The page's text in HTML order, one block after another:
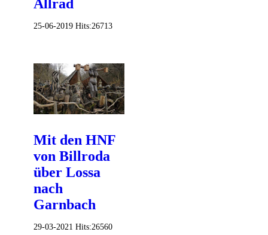
Allrad
25-06-2019 Hits:26713
Mit den HNF
von Billroda
über Lossa
nach
Garnbach
29-03-2021 Hits:26560